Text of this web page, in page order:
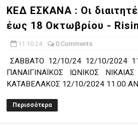
71-56 την Δραπετσώνα στον μικρό
83-72 τον Εθνικό Λαγυνών
ΣΤΗΝ NL 2 : ΑΥΡΙΟ ΚΥΡΙΑΚΗ
ο Ρέντης στον τελικό 104-77 την
ΣΗΜΕΡΑ ΑΕ ΡΕΝΤΗ ΔΡΑΠΕΤΣΩΝΑ
Ηλίας 77-73 μέσα στο
ΚΕΔ ΕΣΚΑΝΑ : Οι
έως 18 Οκτωβρίου -
11.10.24 0 Comments
ΣΑΒΒΑΤΟ 12/10/24 12/10/2024
ΠΑΝΑΙΓΙΝΑΪΚΟΣ ΙΩΝΙΚΟΣ
ΚΑΤΑΒΕΛΑΚΟΣ 12/10/2024 11.00
Περισσότερα